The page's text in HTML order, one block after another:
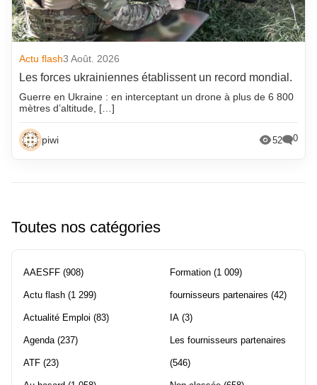
Actu flash3 Août. 2026
Les forces ukrainiennes établissent un record mondial.
Guerre en Ukraine : en interceptant un drone à plus de 6 800
mètres d’altitude, […]
piwi 52 0
Toutes nos catégories
AAESFF (908)
Actu flash (1 299)
Actualité Emploi (83)
Agenda(237)
ATF (23)
Formation (1 009)
fournisseurs partenaires (42)
IA (3)
Les fournisseurs partenaires
(546)